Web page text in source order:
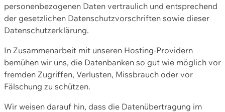
personenbezogenen Daten vertraulich und entsprechend
der gesetzlichen Datenschutzvorschriften sowie dieser
Datenschutzerklärung.
In Zusammenarbeit mit unseren Hosting-Providern
bemühen wir uns, die Datenbanken so gut wie möglich vor
fremden Zugriffen, Verlusten, Missbrauch oder vor
Fälschung zu schützen.
Wir weisen darauf hin, dass die Datenübertragung im